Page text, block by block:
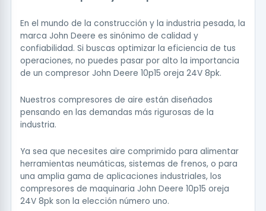
En el mundo de la construcción y la industria pesada, la
marca John Deere es sinónimo de calidad y
confiabilidad. Si buscas optimizar la eficiencia de tus
operaciones, no puedes pasar por alto la importancia
de un compresor John Deere 10p15 oreja 24V 8pk.
Nuestros compresores de aire están diseñados
pensando en las demandas más rigurosas de la
industria.
Ya sea que necesites aire comprimido para alimentar
herramientas neumáticas, sistemas de frenos, o para
una amplia gama de aplicaciones industriales, los
compresores de maquinaria John Deere 10p15 oreja
24V 8pk son la elección número uno.